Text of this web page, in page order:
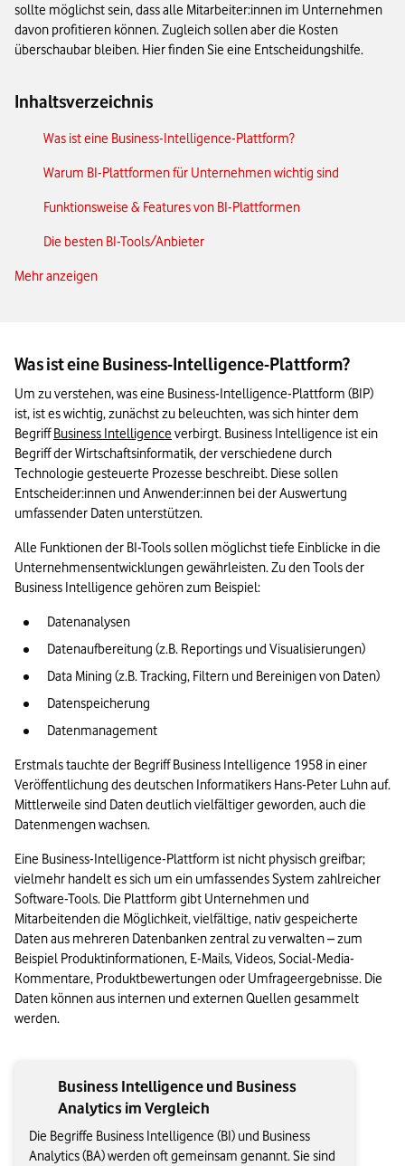
sollte möglichst sein, dass alle Mitarbeiter:innen im Unternehmen
davon profitieren können. Zugleich sollen aber die Kosten
überschaubar bleiben. Hier finden Sie eine Entscheidungshilfe.
Inhaltsverzeichnis
Was ist eine Business-Intelligence-Plattform?
Warum BI-Plattformen für Unternehmen wichtig sind
Funktionsweise & Features von BI-Plattformen
Die besten BI-Tools/Anbieter
Die wichtigsten Vorteile von Business-Intelligence-
Mehr anzeigen
Was ist eine Business-Intelligence-Plattform?
Um zu verstehen, was eine Business-Intelligence-Plattform (BIP)
ist, ist es wichtig, zunächst zu beleuchten, was sich hinter dem
Begriff Business Intelligence verbirgt. Business Intelligence ist ein
Begriff der Wirtschaftsinformatik, der verschiedene durch
Technologie gesteuerte Prozesse beschreibt. Diese sollen
Entscheider:innen und Anwender:innen bei der Auswertung
umfassender Daten unterstützen.
Alle Funktionen der BI-Tools sollen möglichst tiefe Einblicke in die
Unternehmensentwicklungen gewährleisten. Zu den Tools der
Business Intelligence gehören zum Beispiel:
Datenanalysen
Datenaufbereitung (z.B. Reportings und Visualisierungen)
Data Mining (z.B. Tracking, Filtern und Bereinigen von Daten)
Datenspeicherung
Datenmanagement
Erstmals tauchte der Begriff Business Intelligence 1958 in einer
Veröffentlichung des deutschen Informatikers Hans-Peter Luhn auf.
Mittlerweile sind Daten deutlich vielfältiger geworden, auch die
Datenmengen wachsen.
Eine Business-Intelligence-Plattform ist nicht physisch greifbar;
vielmehr handelt es sich um ein umfassendes System zahlreicher
Software-Tools. Die Plattform gibt Unternehmen und
Mitarbeitenden die Möglichkeit, vielfältige, nativ gespeicherte
Daten aus mehreren Datenbanken zentral zu verwalten – zum
Beispiel Produktinformationen, E-Mails, Videos, Social-Media-
Kommentare, Produktbewertungen oder Umfrageergebnisse. Die
Daten können aus internen und externen Quellen gesammelt
werden.
Business Intelligence und Business
Analytics im Vergleich
Die Begriffe Business Intelligence (BI) und Business
Analytics (BA) werden oft gemeinsam genannt. Sie sind